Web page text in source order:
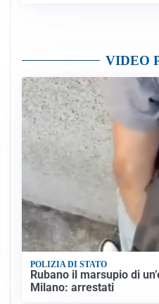
VIDEO
POLIZIA DI STATO
Rubano il marsupio di
Milano: arrestati